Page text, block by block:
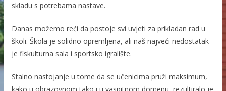
skladu s potrebama nastave.
Danas možemo reći da postoje svi uvjeti za prikladan rad u
školi. Škola je solidno opremljena, ali naš najveći nedostatak
je fiskulturna sala i sportsko igralište.
Stalno nastojanje u tome da se učenicima pruži maksimum,